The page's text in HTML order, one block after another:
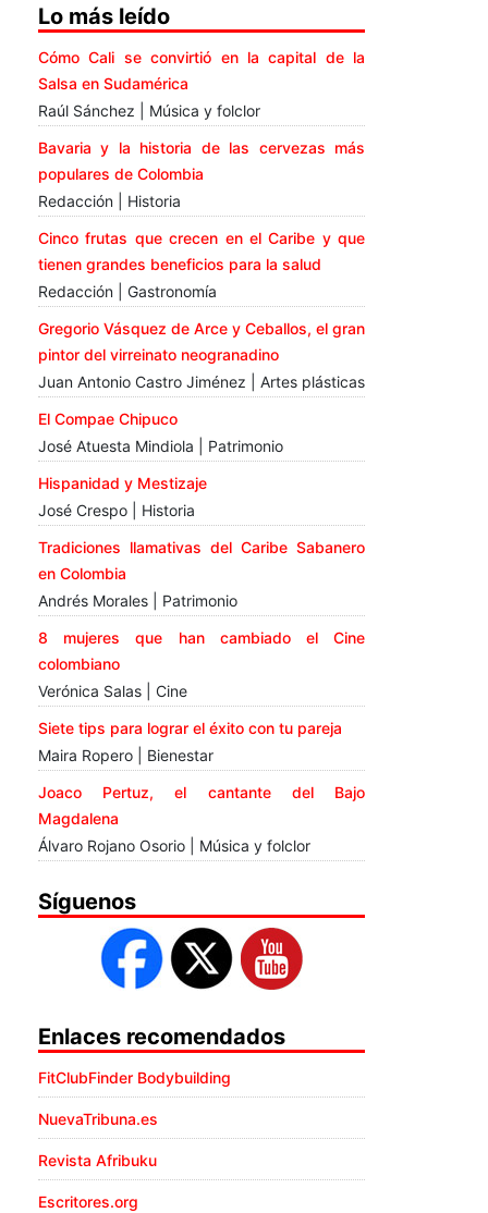
Lo más leído
Cómo Cali se convirtió en la capital de la
Salsa en Sudamérica
Raúl Sánchez | Música y folclor
Bavaria y la historia de las cervezas más
populares de Colombia
Redacción | Historia
Cinco frutas que crecen en el Caribe y que
tienen grandes beneficios para la salud
Redacción | Gastronomía
Gregorio Vásquez de Arce y Ceballos, el gran
pintor del virreinato neogranadino
Juan Antonio Castro Jiménez | Artes plásticas
El Compae Chipuco
José Atuesta Mindiola | Patrimonio
Hispanidad y Mestizaje
José Crespo | Historia
Tradiciones llamativas del Caribe Sabanero
en Colombia
Andrés Morales | Patrimonio
8 mujeres que han cambiado el Cine
colombiano
Verónica Salas | Cine
Siete tips para lograr el éxito con tu pareja
Maira Ropero | Bienestar
Joaco Pertuz, el cantante del Bajo
Magdalena
Álvaro Rojano Osorio | Música y folclor
Síguenos
Enlaces recomendados
FitClubFinder Bodybuilding
NuevaTribuna.es
Revista Afribuku
Escritores.org